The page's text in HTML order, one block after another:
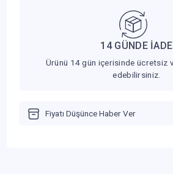
14 GÜNDE İADE
Ürünü 14 gün içerisinde ücretsiz
edebilirsiniz.
Fiyatı Düşünce Haber Ver